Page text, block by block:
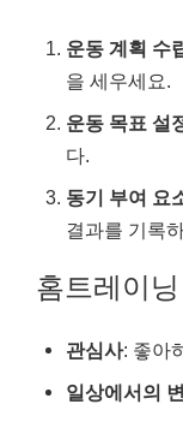
운동 계획 수
을 세우세요.
운동 목표 설
다.
동기 부여 요
결과를 기록
홈트레이
관심사: 좋아
일상에서의